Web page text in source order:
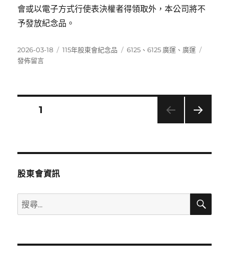
會或以電子方式行使表決權者得領取外，本公司將不
予發放紀念品。
發
佈
2026-03-18
分
115年股東會紀念品
標
6125 、6125 廣運 、 廣運
發佈留言
分
頁次1
股東會資訊
搜
尋
鍵
搜